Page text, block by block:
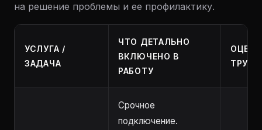
на решение проблемы и ее профилактику.
УСЛУГА /
ЗАДАЧА
ЧТО ДЕТАЛЬНО
ВКЛЮЧЕНО В
РАБОТУ
Срочное
подключение.